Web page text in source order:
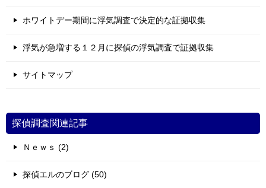
ホワイトデー期間に浮気調査で決定的な証拠収集
浮気が急増する１２月に探偵の浮気調査で証拠収集
サイトマップ
探偵調査関連記事
Ｎｅｗｓ (2)
探偵エルのブログ (50)